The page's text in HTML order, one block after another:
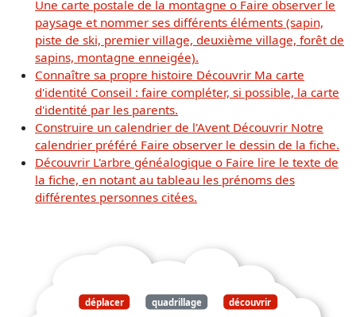
Une carte postale de la montagne o Faire observer le
paysage et nommer ses différents éléments (sapin,
piste de ski, premier village, deuxième village, forêt de
sapins, montagne enneigée).
Connaître sa propre histoire Découvrir Ma carte
d'identité Conseil : faire compléter, si possible, la carte
d'identité par les parents.
Construire un calendrier de l'Avent Découvrir Notre
calendrier préféré Faire observer le dessin de la fiche.
Découvrir L'arbre généalogique o Faire lire le texte de
la fiche, en notant au tableau les prénoms des
différentes personnes citées.
déplacer quadrillage découvrir